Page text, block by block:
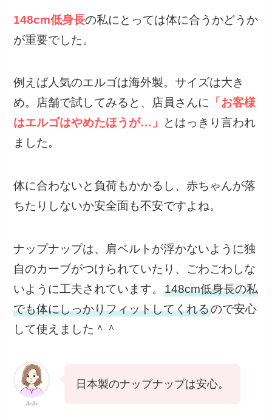
148cm低身長の私にとっては体に合うかどうか
が重要でした。
例えば人気のエルゴは海外製。サイズは大き
め。店舗で試してみると、店員さんに 「お客様
はエルゴはやめたほうが…」
とはっきり言われ
ました。
体に合わないと負荷もかかるし、赤ちゃんが落
ちたりしないか安全面も不安ですよね。
ナップナップは、肩ベルトが浮かないように独
自のカーブがつけられていたり、ごわごわしな
いように工夫されています。148cm低身長の私
でも体にしっかりフィットしてくれるので安心
して使えました＾＾
ルル
日本製のナップナップは安心。